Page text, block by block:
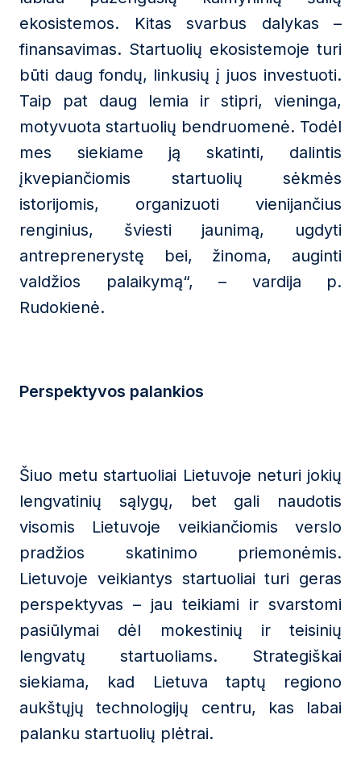
ekosistemos. Kitas svarbus dalykas –
finansavimas. Startuolių ekosistemoje turi
būti daug fondų, linkusių į juos investuoti.
Taip pat daug lemia ir stipri, vieninga,
motyvuota startuolių bendruomenė. Todėl
mes siekiame ją skatinti, dalintis
įkvepiančiomis startuolių sėkmės
istorijomis, organizuoti vienijančius
renginius, šviesti jaunimą, ugdyti
antreprenerystę bei, žinoma, auginti
valdžios palaikymą“, – vardija p.
Rudokienė.
Perspektyvos palankios
Šiuo metu startuoliai Lietuvoje neturi jokių
lengvatinių sąlygų, bet gali naudotis
visomis Lietuvoje veikiančiomis verslo
pradžios skatinimo priemonėmis.
Lietuvoje veikiantys startuoliai turi geras
perspektyvas – jau teikiami ir svarstomi
pasiūlymai dėl mokestinių ir teisinių
lengvatų startuoliams. Strategiškai
siekiama, kad Lietuva taptų regiono
aukštųjų technologijų centru, kas labai
palanku startuolių plėtrai.